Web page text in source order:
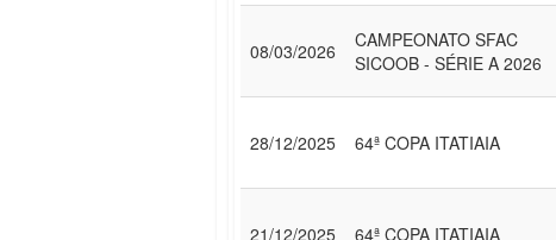
08/03/2026
CAMPEONATO SFAC
SICOOB - SÉRIE A 2026
28/12/2025 64ª COPA ITATIAIA
21/12/2025 64ª COPA ITATIAIA